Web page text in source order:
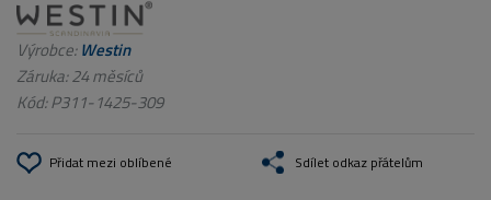
Výrobce:Westin
Záruka: 24 měsíců
Kód:P311-1425-309
Přidat mezi oblíbené Sdílet odkaz přátelům